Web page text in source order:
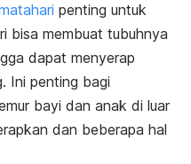
penting untuk
bisa membuat tubuhnya
dapat menyerap
Ini penting bagi
bayi dan anak di luar
dan beberapa hal